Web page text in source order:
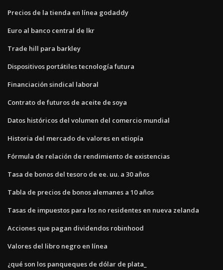
Precios de la tienda en línea godaddy
Euro al banco central de lkr
Trade hill para barkley
Dispositivos portátiles tecnología futura
Financiación sindical laboral
Contrato de futuros de aceite de soya
Datos históricos del volumen del comercio mundial
Historia del mercado de valores en etiopía
Fórmula de relación de rendimiento de existencias
Tasa de bonos del tesoro de ee. uu. a 30 años
Tabla de precios de bonos alemanes a 10 años
Tasas de impuestos para los no residentes en nueva zelanda
Acciones que pagan dividendos robinhood
Valores del libro negro en línea
¿qué son los panqueques de dólar de plata_